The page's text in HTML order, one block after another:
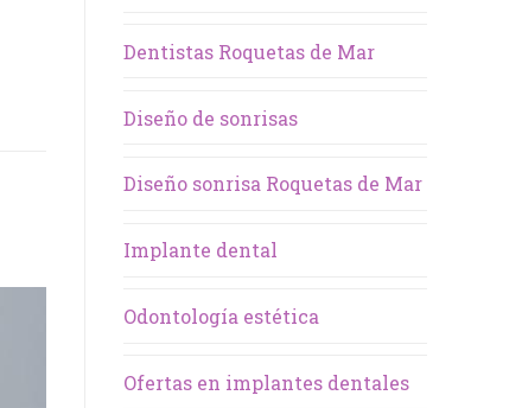
Dentistas Roquetas de Mar
Diseño de sonrisas
Diseño sonrisa Roquetas de Mar
Implante dental
Odontología estética
Ofertas en implantes dentales